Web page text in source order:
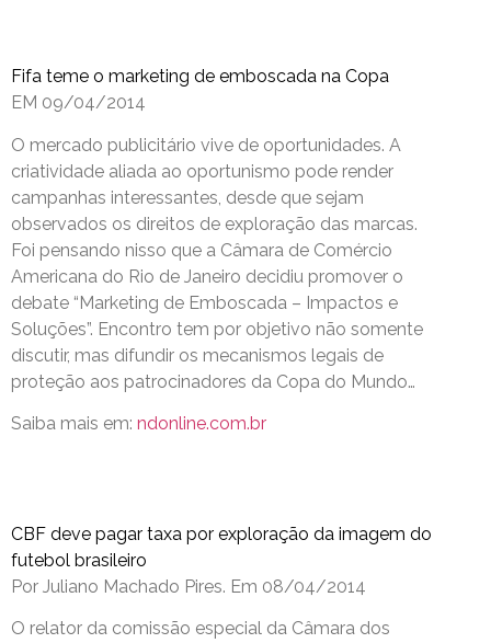
Fifa teme o marketing de emboscada na Copa
EM 09/04/2014
O mercado publicitário vive de oportunidades. A
criatividade aliada ao oportunismo pode render
campanhas interessantes, desde que sejam
observados os direitos de exploração das marcas.
Foi pensando nisso que a Câmara de Comércio
Americana do Rio de Janeiro decidiu promover o
debate “Marketing de Emboscada – Impactos e
Soluções”. Encontro tem por objetivo não somente
discutir, mas difundir os mecanismos legais de
proteção aos patrocinadores da Copa do Mundo…
Saiba mais em: ndonline.com.br
CBF deve pagar taxa por exploração da imagem do
futebol brasileiro
Por Juliano Machado Pires. Em 08/04/2014
O relator da comissão especial da Câmara dos